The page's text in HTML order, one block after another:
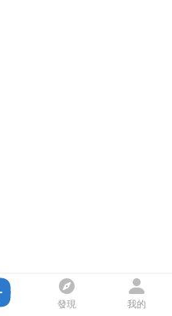
發現 我的